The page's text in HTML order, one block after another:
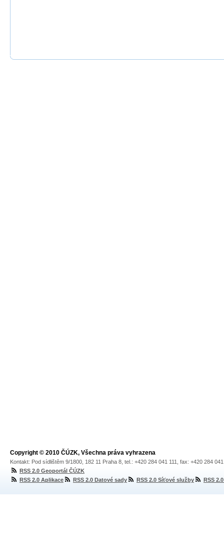
Copyright © 2010 ČÚZK, Všechna práva vyhrazena
Kontakt: Pod sídlištěm 9/1800, 182 11 Praha 8, tel.: +420 284 041 111, fax: +420 284
RSS 2.0 Geoportál ČÚZK
RSS 2.0 Aplikace
RSS 2.0 Datové sady RSS 2.0 Síťové služby RSS